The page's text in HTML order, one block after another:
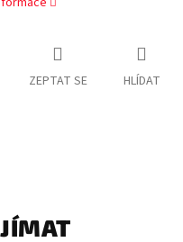
ZEPTAT SE HLÍDAT